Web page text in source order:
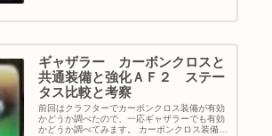
ギャザラー カーボンクロスと
共通装備と強化ＡＦ２ ステー
タス比較と考察
前回はクラフターでカーボンクロス装備が有効
かどうか調べたので、一応ギャザラーでも有効
かどうか調べてみます。 カーボンクロス装備は